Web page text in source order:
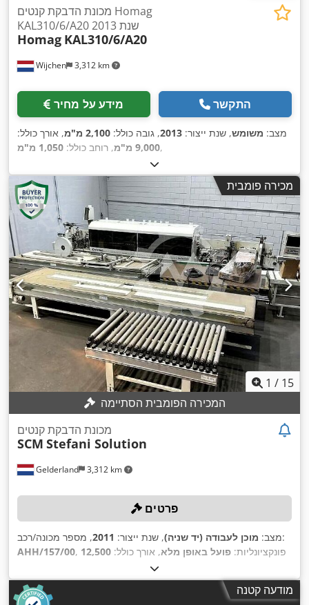
Wijchen 3,312 km
מכונת הדבקת קנטים Homag
KAL310/6/A20 שנת 2013
Homag KAL310/6/A20
מידע על מחיר התקשר
מצב: משומש, שנת ייצור: 2013, גובה כולל: 2,100 מ"מ
, אורך כולל:
9,000 מ"מ
, רוחב כולל: 1,050 מ"מ ,
מכירה פומבית
1 / 15
המכירה הפומבית הסתיימה
Gelderland 3,312 km
מכונת הדבקת קנטים
SCM Stefani Solution
פרטים
מצב: מוכן לעבודה (יד שניה), שנת ייצור: 2011
, מספר מכונה/רכב:
AHH/157/00
, פונקציונליות: פועל באופן מלא, אורך כולל: 12,500
, משקל כולל:
CE,
מודעה קטנה